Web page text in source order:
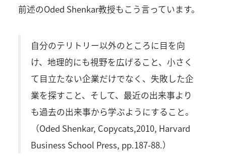
前述のOded Shenkar教授もこう言っています。
自分のテリトリー以外のところに目を向
け、地理的にも視野を広げること、小さく
て目立たない企業だけでなく、失敗した企
業を探すこと、そして、最近の出来事より
も過去の出来事から学ぶようにすること。
（Oded Shenkar, Copycats,2010, Harvard
Business School Press, pp.187-88.）